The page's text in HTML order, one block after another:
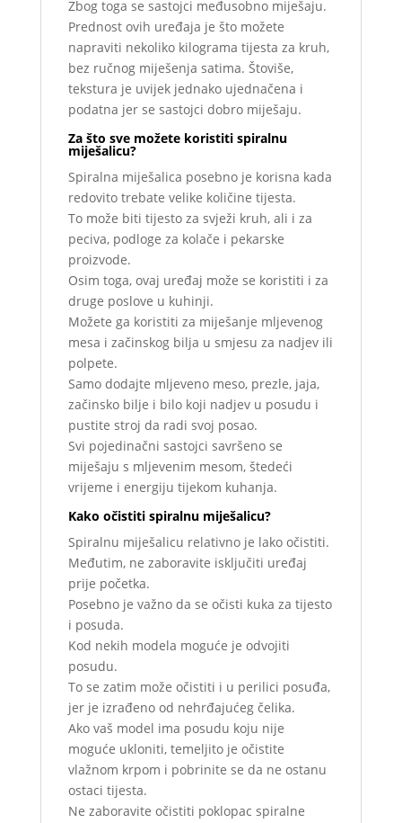
Zbog toga se sastojci međusobno miješaju.
Prednost ovih uređaja je što možete
napraviti nekoliko kilograma tijesta za kruh,
bez ručnog miješenja satima. Štoviše,
tekstura je uvijek jednako ujednačena i
podatna jer se sastojci dobro miješaju.
Za što sve možete koristiti spiralnu
miješalicu?
Spiralna miješalica posebno je korisna kada
redovito trebate velike količine tijesta.
To može biti tijesto za svježi kruh, ali i za
peciva, podloge za kolače i pekarske
proizvode.
Osim toga, ovaj uređaj može se koristiti i za
druge poslove u kuhinji.
Možete ga koristiti za miješanje mljevenog
mesa i začinskog bilja u smjesu za nadjev ili
polpete.
Samo dodajte mljeveno meso, prezle, jaja,
začinsko bilje i bilo koji nadjev u posudu i
pustite stroj da radi svoj posao.
Svi pojedinačni sastojci savršeno se
miješaju s mljevenim mesom, štedeći
vrijeme i energiju tijekom kuhanja.
Kako očistiti spiralnu miješalicu?
Spiralnu miješalicu relativno je lako očistiti.
Međutim, ne zaboravite isključiti uređaj
prije početka.
Posebno je važno da se očisti kuka za tijesto
i posuda.
Kod nekih modela moguće je odvojiti
posudu.
To se zatim može očistiti i u perilici posuđa,
jer je izrađeno od nehrđajućeg čelika.
Ako vaš model ima posudu koju nije
moguće ukloniti, temeljito je očistite
vlažnom krpom i pobrinite se da ne ostanu
ostaci tijesta.
Ne zaboravite očistiti poklopac spiralne